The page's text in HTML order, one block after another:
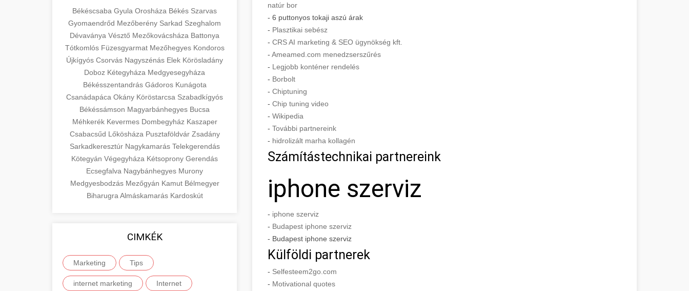
Békéscsaba Gyula Orosháza Békés Szarvas
Gyomaendrőd Mezőberény Sarkad Szeghalom
Dévaványa Vésztő Mezőkovácsháza Battonya
Tótkomlós Füzesgyarmat Mezőhegyes Kondoros
Újkígyós Csorvás Nagyszénás Elek Körösladány
Doboz Kétegyháza Medgyesegyháza
Békésszentandrás Gádoros Kunágota
Csanádapáca Okány Köröstarcsa Szabadkígyós
Békéssámson Magyarbánhegyes Bucsa
Méhkerék Kevermes Dombegyház Kaszaper
Csabacsűd Lőkösháza Pusztaföldvár Zsadány
Sarkadkeresztúr Nagykamarás Telekgerendás
Kötegyán Végegyháza Kétsoprony Gerendás
Ecsegfalva Nagybánhegyes Murony
Medgyesbodzás Mezőgyán Kamut Bélmegyer
Biharugra Almáskamarás Kardoskút
CIMKÉK
Marketing Tips
internet marketing Internet
natúr bor
- 6 puttonyos tokaji aszú árak
- Plasztikai sebész
- CRS AI marketing & SEO ügynökség kft.
- Ameamed.com menedzserszűrés
- Legjobb konténer rendelés
- Borbolt
- Chiptuning
- Chip tuning video
- Wikipedia
- További partnereink
- hidrolizált marha kollagén
Számítástechnikai partnereink
iphone szerviz
- iphone szerviz
- Budapest iphone szerviz
- Budapest iphone szerviz
Külföldi partnerek
- Selfesteem2go.com
- Motivational quotes